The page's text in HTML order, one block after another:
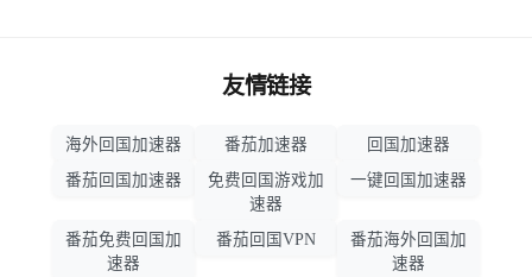
友情链接
海外回国加速器 番茄加速器
回国加速器
番茄回国加速器
免费回国游戏加
速器
一键回国加速器
番茄免费回国加
速器
番茄回国VPN
番茄海外回国加
速器